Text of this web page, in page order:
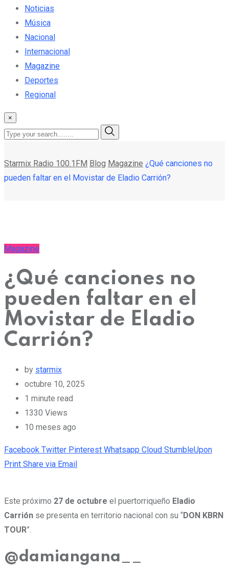
Noticias
Música
Nacional
Internacional
Magazine
Deportes
Regional
×
Starmix Radio 100.1FM Blog Magazine ¿Qué canciones no
pueden faltar en el Movistar de Eladio Carrión?
Magazine
¿Qué canciones no
pueden faltar en el
Movistar de Eladio
Carrión?
by starmix
octubre 10, 2025
1 minute read
1330 Views
10 meses ago
Facebook Twitter Pinterest Whatsapp Cloud StumbleUpon
Print Share via Email
Este próximo 27 de octubre el puertorriqueño Eladio
Carrión se presenta en territorio nacional con su “DON KBRN
TOUR”.
@damiangana__